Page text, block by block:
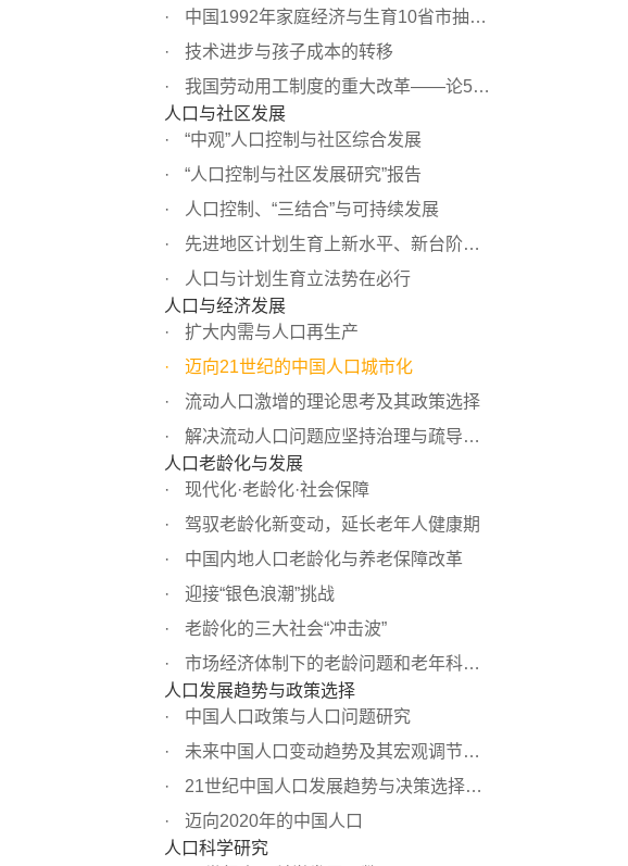
中国1992年家庭经济与生育10省市抽样调查报告
技术进步与孩子成本的转移
我国劳动用工制度的重大改革——论5天工作日与提高劳动生产率
人口与社区发展
“中观”人口控制与社区综合发展
“人口控制与社区发展研究”报告
人口控制、“三结合”与可持续发展
先进地区计划生育上新水平、新台阶的两种思路选择
人口与计划生育立法势在必行
人口与经济发展
扩大内需与人口再生产
迈向21世纪的中国人口城市化
流动人口激增的理论思考及其政策选择
解决流动人口问题应坚持治理与疏导相结合
人口老龄化与发展
现代化·老龄化·社会保障
驾驭老龄化新变动，延长老年人健康期
中国内地人口老龄化与养老保障改革
迎接“银色浪潮”挑战
老龄化的三大社会“冲击波”
市场经济体制下的老龄问题和老年科学研究
人口发展趋势与政策选择
中国人口政策与人口问题研究
未来中国人口变动趋势及其宏观调节基本思路
21世纪中国人口发展趋势与决策选择问题研究
迈向2020年的中国人口
人口科学研究